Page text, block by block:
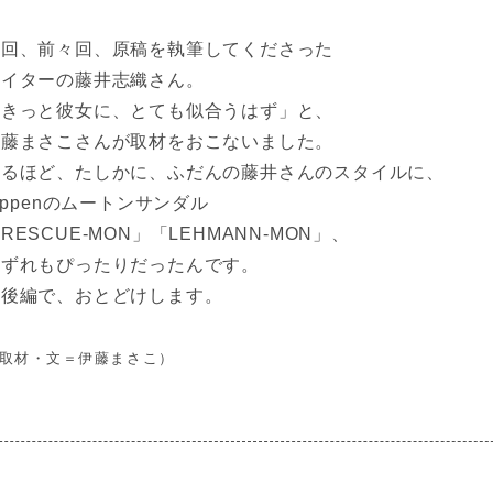
、前々回、原稿を執筆してくださった
ターの藤井志織さん。
きっと彼女に、とても似合うはず」と、
まさこさんが取材をおこないました。
ほど、たしかに、ふだんの藤井さんのスタイルに、
のムートンサンダル
RESCUE-MON」「LEHMANN-MON」、
れもぴったりだったんです。
編で、おとどけします。
取材・文＝伊藤まさこ）